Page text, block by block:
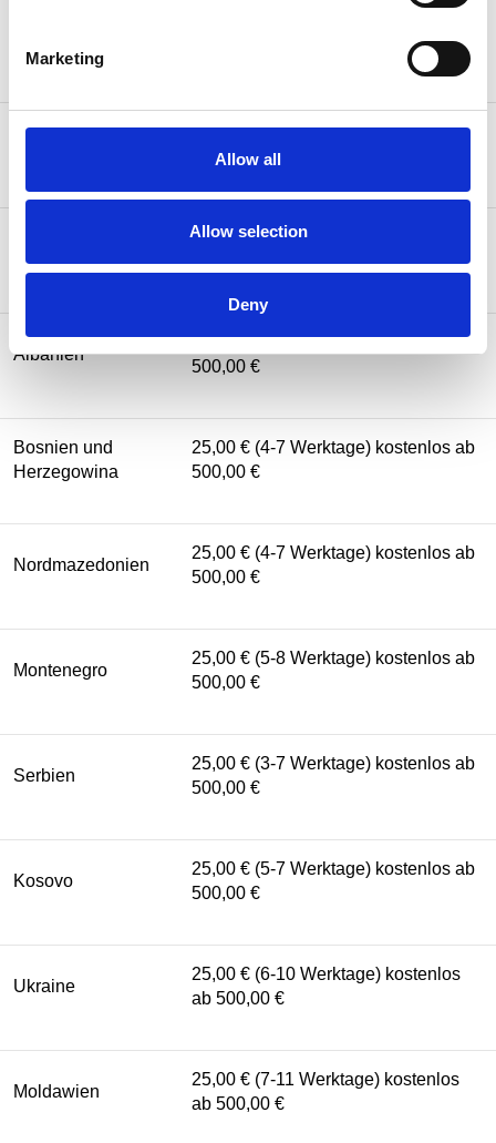
Marketing
Allow all
Allow selection
Deny
25,00 € (2-5 Werktage) kostenlos ab
500,00 €
Königreich(UK)
25,00 € (3-5 Werktage) kostenlos ab
500,00 €
Albanien
25,00 € (5-7 Werktage) kostenlos ab
500,00 €
Bosnien und
Herzegowina
25,00 € (4-7 Werktage) kostenlos ab
500,00 €
Nordmazedonien
25,00 € (4-7 Werktage) kostenlos ab
500,00 €
Montenegro
25,00 € (5-8 Werktage) kostenlos ab
500,00 €
Serbien
25,00 € (3-7 Werktage) kostenlos ab
500,00 €
Kosovo
25,00 € (5-7 Werktage) kostenlos ab
500,00 €
Ukraine
25,00 € (6-10 Werktage) kostenlos
ab 500,00 €
Moldawien
25,00 € (7-11 Werktage) kostenlos
ab 500,00 €